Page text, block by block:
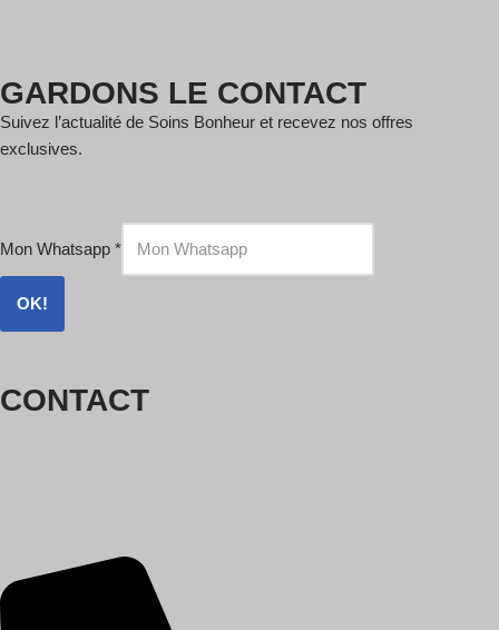
GARDONS LE CONTACT
Suivez l’actualité de Soins Bonheur et recevez nos offres
exclusives.
Mon Whatsapp *
OK!
CONTACT